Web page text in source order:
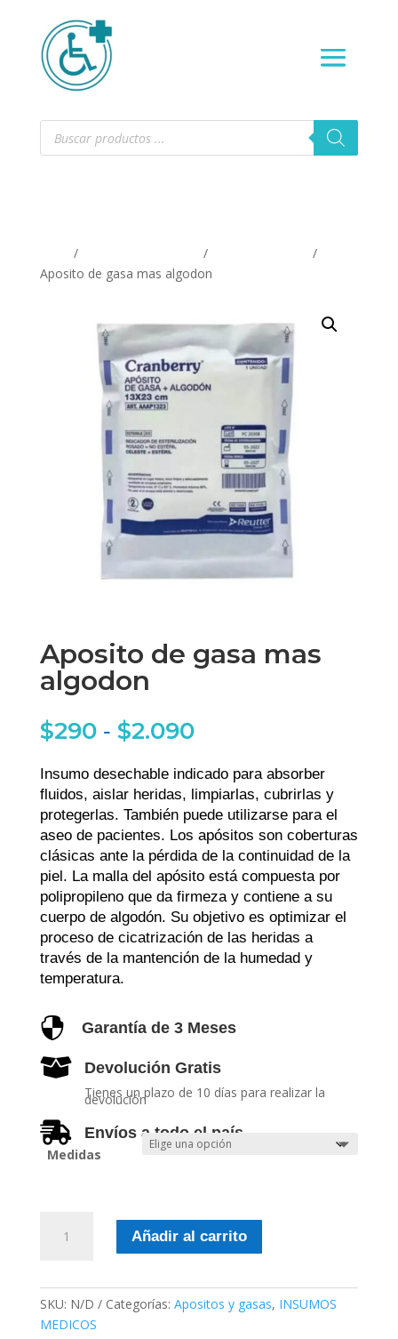
Búsqueda
productos
/ /
/
Aposito de gasa mas algodon
Aposito de gasa mas
algodon
$290 - $2.090Rango
precios:
desde
$290
hasta
$2.090
Insumo desechable indicado para absorber
fluidos, aislar heridas, limpiarlas, cubrirlas y
protegerlas. También puede utilizarse para el
aseo de pacientes. Los apósitos son coberturas
clásicas ante la pérdida de la continuidad de la
piel. La malla del apósito está compuesta por
polipropileno que da firmeza y contiene a su
cuerpo de algodón. Su objetivo es optimizar el
proceso de cicatrización de las heridas a
través de la mantención de la humedad y
temperatura.
 Garantía de 3 Meses
 Devolución Gratis
Tienes un plazo de 10 días para realizar la
devolución
 Envíos a todo el país
Medidas
algodon
cantidad
Añadir al carrito
SKU: N/D Categorías: Apositos y gasas, INSUMOS
MEDICOS